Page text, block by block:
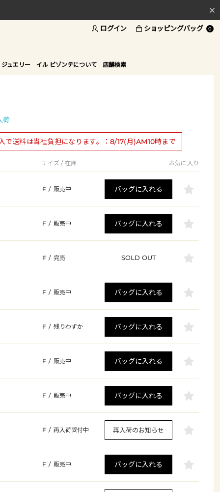
ログイン ショッピングバッグ 0
ュエリー イル ビゾンテについて 店舗検索
荷
で送料は当社負担になります。：8/17(月)AM10時まで
サイズ / 在庫 お気に入り
F / 販売中 バッグに入れる
F / 販売中 バッグに入れる
F / 完売 SOLD OUT
F / 販売中 バッグに入れる
F / 残りわずか バッグに入れる
F / 販売中 バッグに入れる
F / 販売中 バッグに入れる
F / 再入荷受付中 再入荷のお知らせ
F / 販売中 バッグに入れる